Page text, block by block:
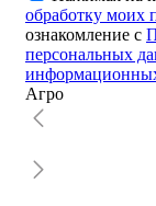
обработку моих
ознакомление с
персональных
Агро